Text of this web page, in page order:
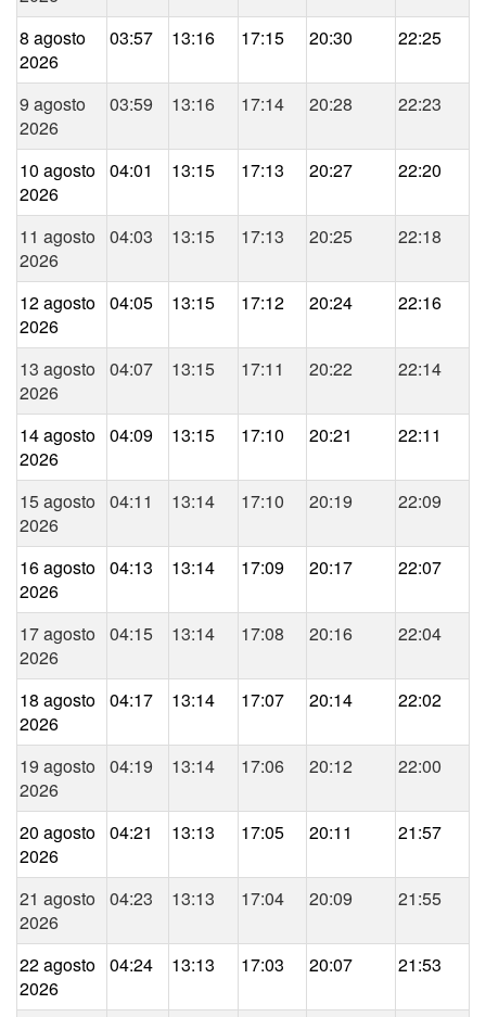
8 agosto
2026
03:57 13:16 17:15 20:30 22:25
9 agosto
2026
03:59 13:16 17:14 20:28 22:23
10 agosto
2026
04:01 13:15 17:13 20:27 22:20
11 agosto
2026
04:03 13:15 17:13 20:25 22:18
12 agosto
2026
04:05 13:15 17:12 20:24 22:16
13 agosto
2026
04:07 13:15 17:11 20:22 22:14
14 agosto
2026
04:09 13:15 17:10 20:21 22:11
15 agosto
2026
04:11 13:14 17:10 20:19 22:09
16 agosto
2026
04:13 13:14 17:09 20:17 22:07
17 agosto
2026
04:15 13:14 17:08 20:16 22:04
18 agosto
2026
04:17 13:14 17:07 20:14 22:02
19 agosto
2026
04:19 13:14 17:06 20:12 22:00
20 agosto
2026
04:21 13:13 17:05 20:11 21:57
21 agosto
2026
04:23 13:13 17:04 20:09 21:55
22 agosto
2026
04:24 13:13 17:03 20:07 21:53